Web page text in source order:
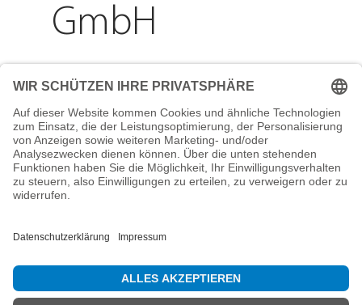
Adresse
Reichenberger Str. 1
84130 Dingolfing
Telefon
info@mountain-sports-
GmbH